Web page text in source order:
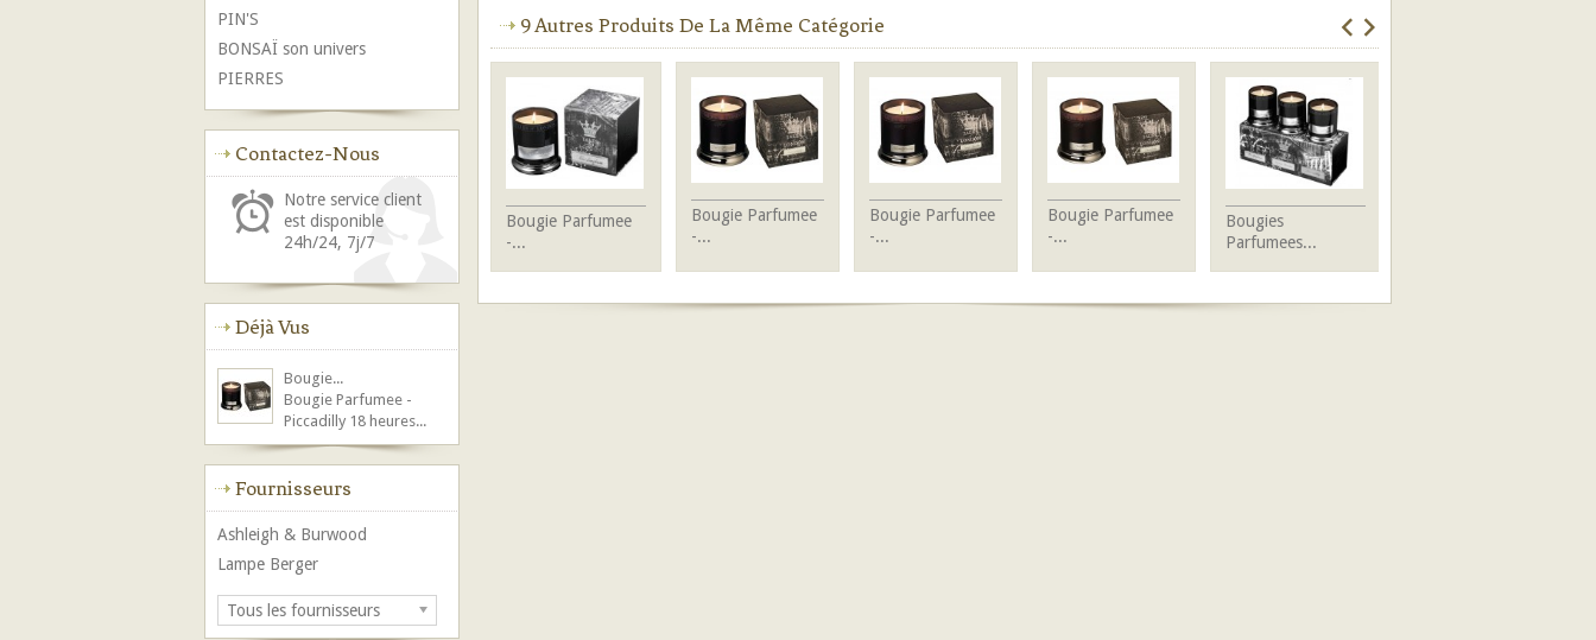
9 Autres Produits De La Même Catégorie
Bougie Parfumee
-...
Bougie Parfumee
-...
Bougie Parfumee
-...
Bougie Parfumee
-...
Bougies
Parfumees...
PIN'S
BONSAÏ son univers
PIERRES
Contactez-Nous
Notre service client
est disponible
24h/24, 7j/7
Déjà Vus
Bougie...
Bougie Parfumee -
Piccadilly 18 heures...
Fournisseurs
Ashleigh & Burwood
Lampe Berger
Tous les fournisseurs